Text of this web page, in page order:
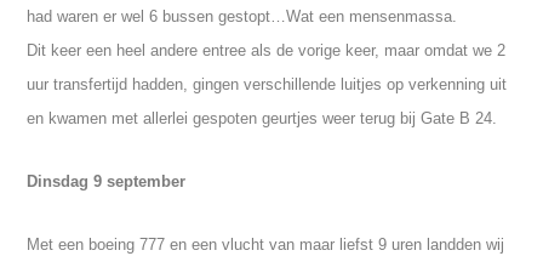
had waren er wel 6 bussen gestopt…Wat een mensenmassa.
Dit keer een heel andere entree als de vorige keer, maar omdat we 2
uur transfertijd hadden, gingen verschillende luitjes op verkenning uit
en kwamen met allerlei gespoten geurtjes weer terug bij Gate B 24.
Dinsdag 9 september
Met een boeing 777 en een vlucht van maar liefst 9 uren landden wij